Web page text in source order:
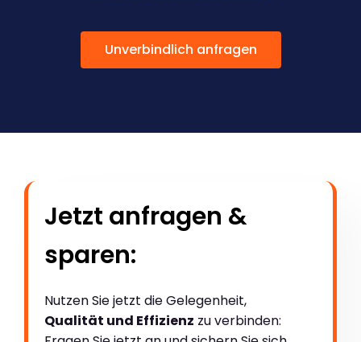
Unverbindlich anfragen
Jetzt anfragen &
sparen:
Nutzen Sie jetzt die Gelegenheit,
Qualität und Effizienz zu verbinden: